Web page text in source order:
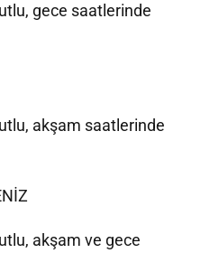
gece saatlerinde
akşam saatlerinde
akşam ve gece